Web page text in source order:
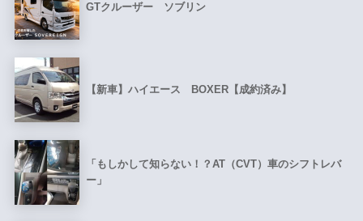
GTクルーザー ソブリン
【新車】ハイエース BOXER【成約済み】
「もしかして知らない！？AT（CVT）車のシフトレバ
ー」